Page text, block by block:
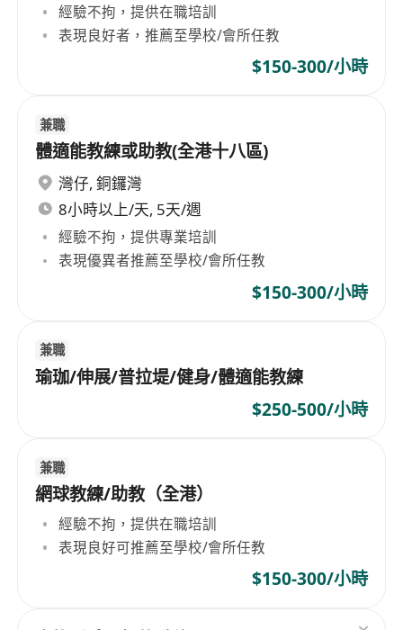
經驗不拘，提供在職培訓
表現良好者，推薦至學校/會所任教
$150-300/小時
兼職
體適能教練或助教(全港十八區)
灣仔, 銅鑼灣
8小時以上/天, 5天/週
經驗不拘，提供專業培訓
表現優異者推薦至學校/會所任教
$150-300/小時
兼職
瑜珈/伸展/普拉堤/健身/體適能教練
$250-500/小時
兼職
網球教練/助教（全港）
經驗不拘，提供在職培訓
表現良好可推薦至學校/會所任教
$150-300/小時